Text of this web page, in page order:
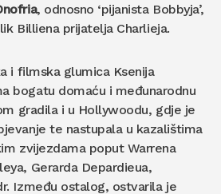
, odnosno ‘pijanista Bobbyja’,
Billiena prijatelja Charlieja.
i filmska glumica Ksenija
bogatu domaću i međunarodnu
gradila i u Hollywoodu, gdje je
te nastupala u kazalištima
zvijezdama poput Warrena
Gerarda Depardieua,
Između ostalog, ostvarila je